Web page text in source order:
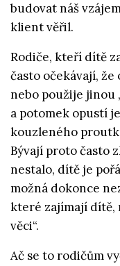
budovat náš
klient věřil.
Rodiče, kteří dítě
často očekávají,
nebo použije jinou
a potomek opustí
kouzleného
Bývají proto často
nestalo, dítě je
možná dokonce
které zajímají dítě,
věci“.
Ač se to rodičům